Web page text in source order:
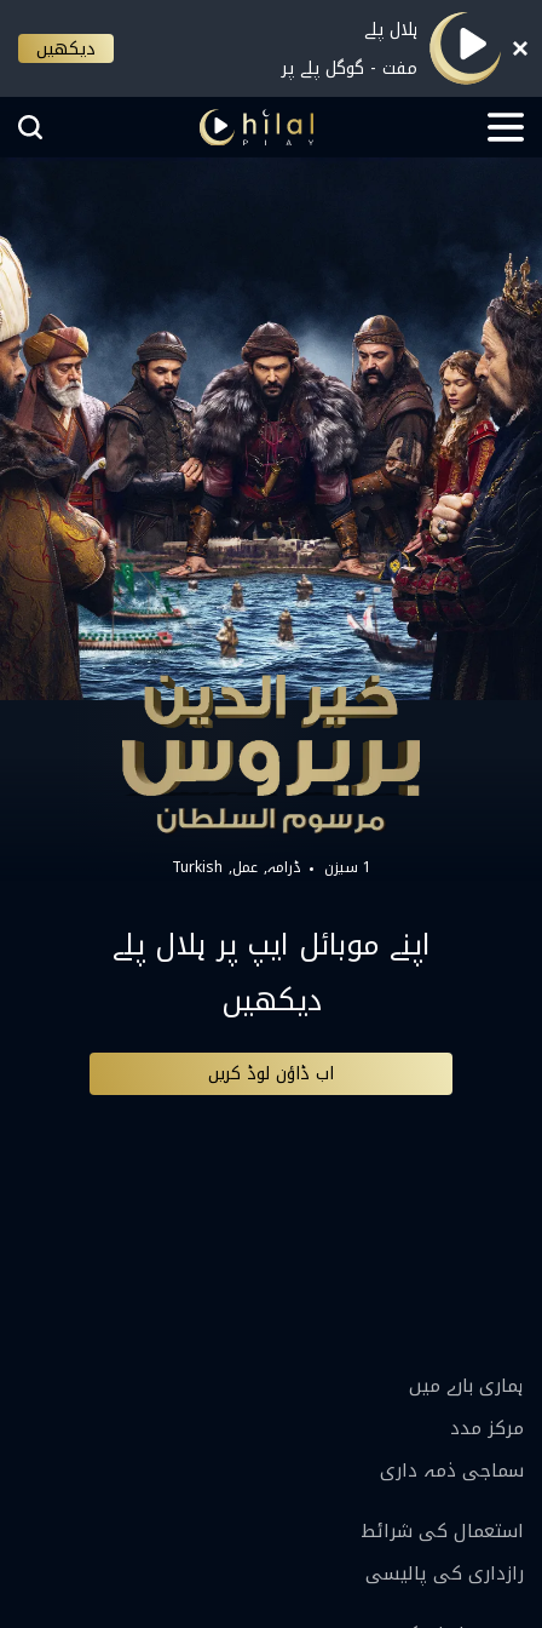
ہلال پلے
مفت - گوگل پلے پر
دیکھیں
1 سیزن ڈرامہ عمل Turkish
اپنے موبائل ایپ پر ہلال پلے
دیکھیں
اب ڈاؤن لوڈ کریں
ہماری بارے ميں
مرکز مدد
سماجی ذمہ داری
استعمال کی شرائط
رازداری کی پالیسی